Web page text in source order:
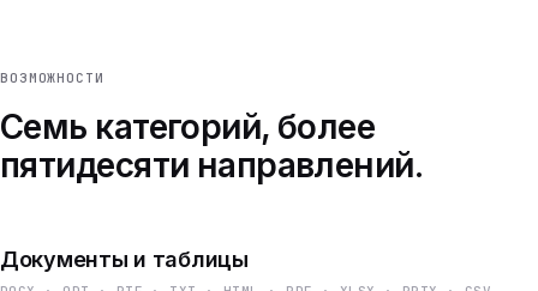
ВОЗМОЖНОСТИ
Семь категорий, более
пятидесяти направлений.
Документы и таблицы